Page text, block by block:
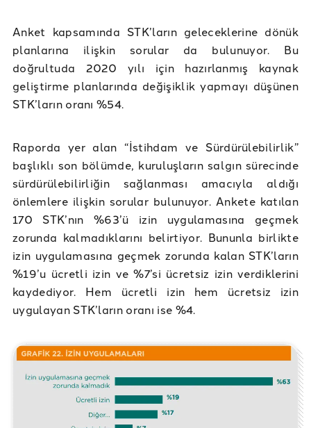
Anket kapsamında STK’ların geleceklerine dönük
planlarına ilişkin sorular da bulunuyor. Bu
doğrultuda 2020 yılı için hazırlanmış kaynak
geliştirme planlarında değişiklik yapmayı düşünen
STK’ların oranı %54.
Raporda yer alan “İstihdam ve Sürdürülebilirlik”
başlıklı son bölümde, kuruluşların salgın sürecinde
sürdürülebilirliğin sağlanması amacıyla aldığı
önlemlere ilişkin sorular bulunuyor. Ankete katılan
170 STK’nın %63’ü izin uygulamasına geçmek
zorunda kalmadıklarını belirtiyor. Bununla birlikte
izin uygulamasına geçmek zorunda kalan STK’ların
%19’u ücretli izin ve %7’si ücretsiz izin verdiklerini
kaydediyor. Hem ücretli izin hem ücretsiz izin
uygulayan STK’ların oranı ise %4.